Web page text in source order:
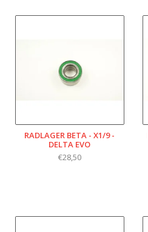
RADLAGER BETA - X1/9 -
DELTA EVO
€28,50